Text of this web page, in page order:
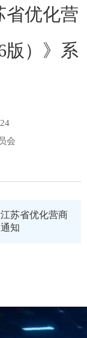
省优化营
版）》系
会
苏省优化营商
知